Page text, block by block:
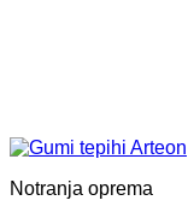
Notranja oprema